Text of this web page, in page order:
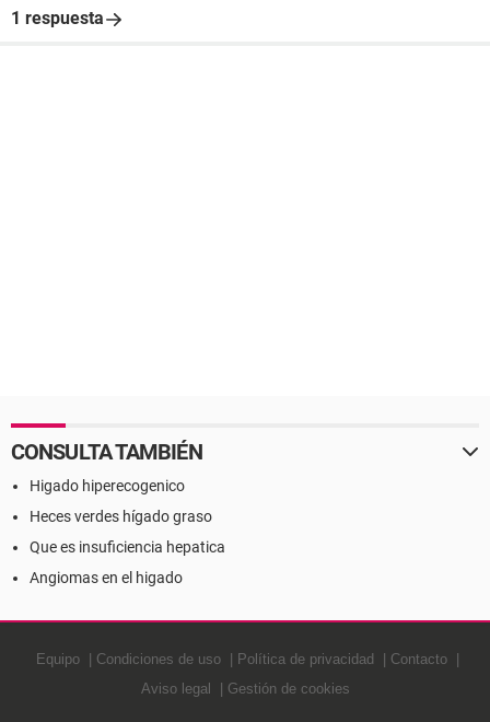
1 respuesta
CONSULTA TAMBIÉN
Higado hiperecogenico
Heces verdes hígado graso
Que es insuficiencia hepatica
Angiomas en el higado
Equipo Condiciones de uso Política de privacidad
Contacto
Aviso legal
Gestión de cookies